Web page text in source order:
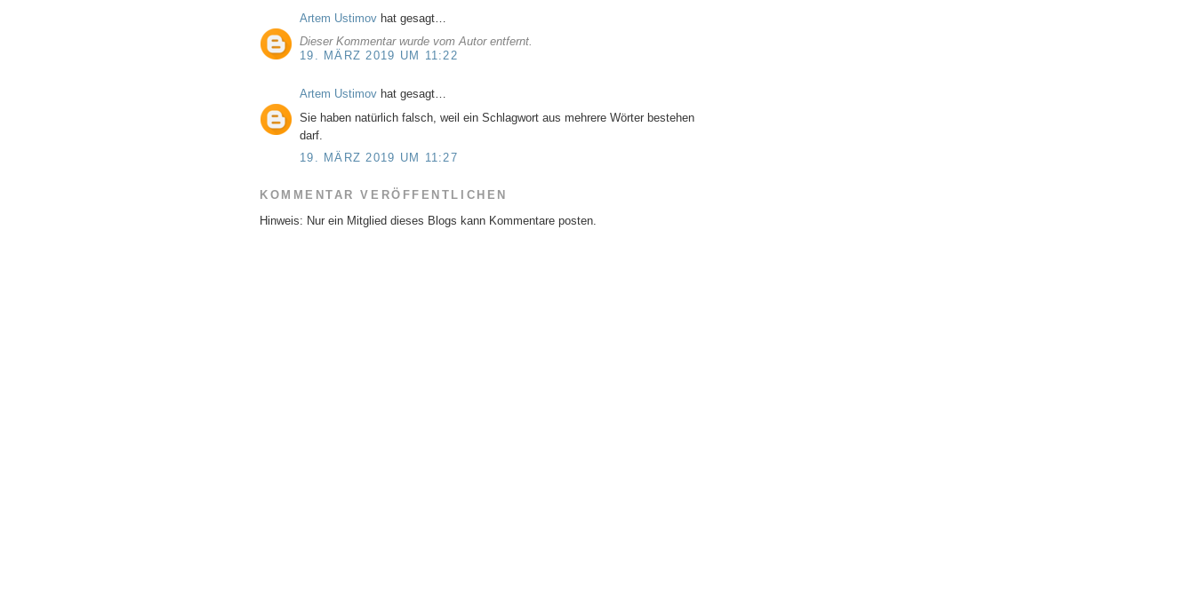
Artem Ustimov hat gesagt…
Dieser Kommentar wurde vom Autor entfernt.
19. MÄRZ 2019 UM 11:22
Artem Ustimov hat gesagt…
Sie haben natürlich falsch, weil ein Schlagwort aus mehrere Wörter bestehen
darf.
19. MÄRZ 2019 UM 11:27
KOMMENTAR VERÖFFENTLICHEN
Hinweis: Nur ein Mitglied dieses Blogs kann Kommentare posten.